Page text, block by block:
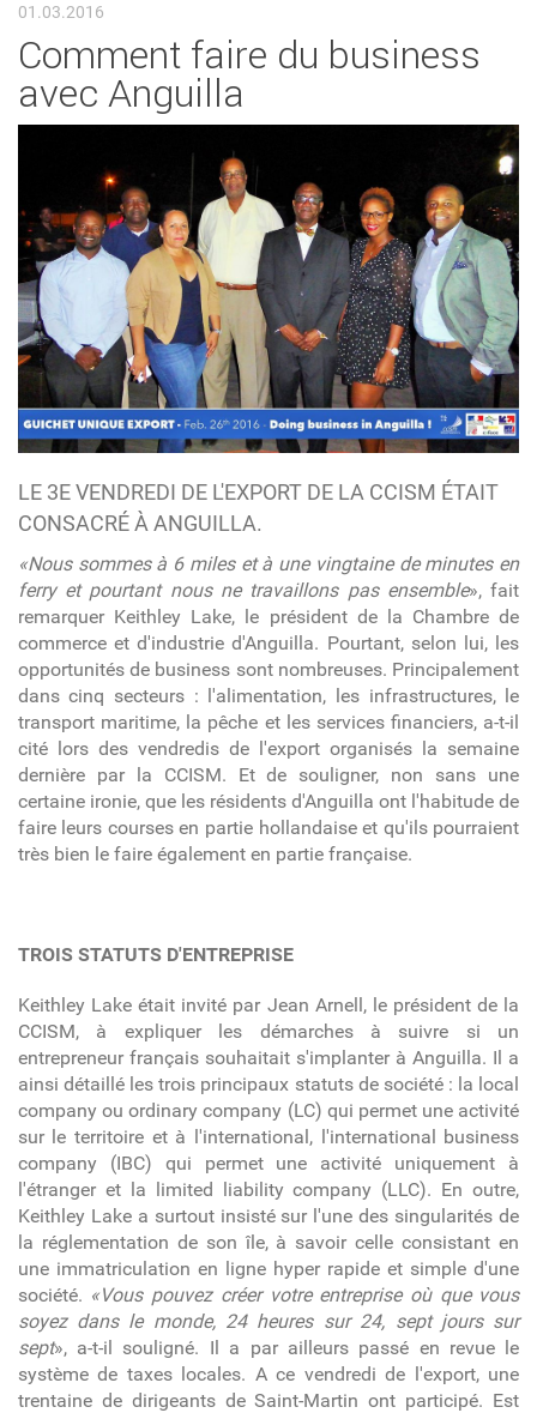
01.03.2016
Comment faire du business
avec Anguilla
LE 3E VENDREDI DE L'EXPORT DE LA CCISM ÉTAIT
CONSACRÉ À ANGUILLA.
«Nous sommes à 6 miles et à une vingtaine de minutes en
ferry et pourtant nous ne travaillons pas ensemble», fait
remarquer Keithley Lake, le président de la Chambre de
commerce et d'industrie d'Anguilla. Pourtant, selon lui, les
opportunités de business sont nombreuses. Principalement
dans cinq secteurs : l'alimentation, les infrastructures, le
transport maritime, la pêche et les services financiers, a-t-il
cité lors des vendredis de l'export organisés la semaine
dernière par la CCISM. Et de souligner, non sans une
certaine ironie, que les résidents d'Anguilla ont l'habitude de
faire leurs courses en partie hollandaise et qu'ils pourraient
très bien le faire également en partie française.
TROIS STATUTS D'ENTREPRISE
Keithley Lake était invité par Jean Arnell, le président de la
CCISM, à expliquer les démarches à suivre si un
entrepreneur français souhaitait s'implanter à Anguilla. Il a
ainsi détaillé les trois principaux statuts de société : la local
company ou ordinary company (LC) qui permet une activité
sur le territoire et à l'international, l'international business
company (IBC) qui permet une activité uniquement à
l'étranger et la limited liability company (LLC). En outre,
Keithley Lake a surtout insisté sur l'une des singularités de
la réglementation de son île, à savoir celle consistant en
une immatriculation en ligne hyper rapide et simple d'une
société. «Vous pouvez créer votre entreprise où que vous
soyez dans le monde, 24 heures sur 24, sept jours sur
sept», a-t-il souligné. Il a par ailleurs passé en revue le
système de taxes locales. A ce vendredi de l'export, une
trentaine de dirigeants de Saint-Martin ont participé. Est